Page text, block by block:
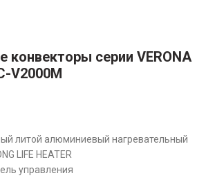
конвекторы серии VERONA
V2000M
литой алюминиевый нагревательный
LIFE HEATER
управления